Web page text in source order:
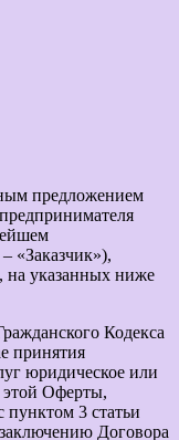
предложением
«Заказчик»),
на указанных ниже
Кодекса
принятия
юридическое или
этой Оферты,
пунктом 3 статьи
Договора